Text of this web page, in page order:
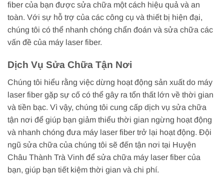
fiber của bạn được sửa chữa một cách hiệu quả và an
toàn. Với sự hỗ trợ của các công cụ và thiết bị hiện đại,
chúng tôi có thể nhanh chóng chẩn đoán và sửa chữa các
vấn đề của máy laser fiber.
Dịch Vụ Sửa Chữa Tận Nơi
Chúng tôi hiểu rằng việc dừng hoạt động sản xuất do máy
laser fiber gặp sự cố có thể gây ra tổn thất lớn về thời gian
và tiền bạc. Vì vậy, chúng tôi cung cấp dịch vụ sửa chữa
tận nơi để giúp bạn giảm thiểu thời gian ngừng hoạt động
và nhanh chóng đưa máy laser fiber trở lại hoạt động. Đội
ngũ sửa chữa của chúng tôi sẽ đến tận nơi tại Huyện
Châu Thành Trà Vinh để sửa chữa máy laser fiber của
bạn, giúp bạn tiết kiệm thời gian và chi phí.